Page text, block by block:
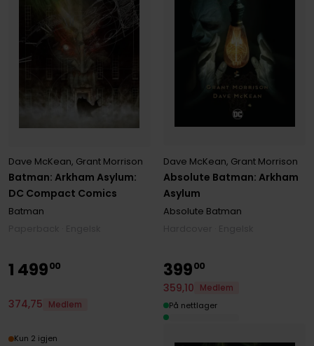
Batman: Arkham Asylum:
DC Compact Comics
Dave McKean, Grant Morrison
Batman
Absolute Batman: Arkham
Asylum
Dave McKean, Grant Morrison
Absolute Batman
1 49900
374,75 Medlem
Kun 2 igjen
39900
359,10
Medlem
På nettlager